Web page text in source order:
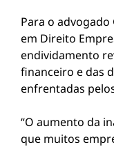
Para o
em Direito
endividamento
financeiro e das
enfrentadas
“O aumento da
que muitos